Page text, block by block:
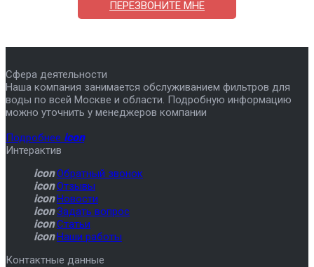
ПЕРЕЗВОНИТЕ МНЕ
Сфера деятельности
Наша компания занимается обслуживанием фильтров для
воды по всей Москве и области. Подробную информацию
можно уточнить у менеджеров компании
Подробнее icon
Интерактив
icon Обратный звонок
icon Отзывы
icon Новости
icon Задать вопрос
icon Статьи
icon Наши работы
Контактные данные